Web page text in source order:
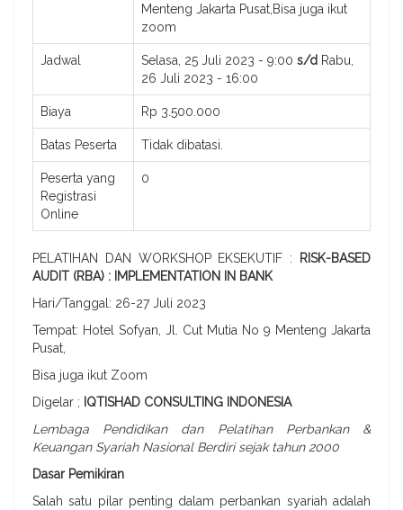
Menteng Jakarta Pusat,Bisa juga ikut
zoom
Jadwal Selasa, 25 Juli 2023 - 9:00 s/d Rabu,
26 Juli 2023 - 16:00
Biaya Rp 3.500.000
Batas Peserta Tidak dibatasi.
Peserta yang
Registrasi
Online
0
PELATIHAN DAN WORKSHOP EKSEKUTIF :
RISK-BASED
AUDIT (RBA) : IMPLEMENTATION IN BANK
Hari/Tanggal: 26-27 Juli 2023
Tempat: Hotel Sofyan, Jl. Cut Mutia No 9 Menteng Jakarta
Pusat,
Bisa juga ikut Zoom
Digelar ; IQTISHAD CONSULTING INDONESIA
Lembaga Pendidikan dan Pelatihan Perbankan &
Keuangan Syariah Nasional Berdiri sejak tahun 2000
Dasar Pemikiran
Salah satu pilar penting dalam perbankan syariah adalah